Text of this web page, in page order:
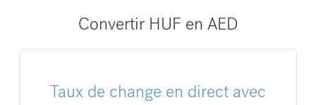
Convertir HUF en AED
Taux de change en direct avec